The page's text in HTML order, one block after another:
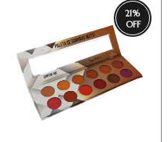
21%